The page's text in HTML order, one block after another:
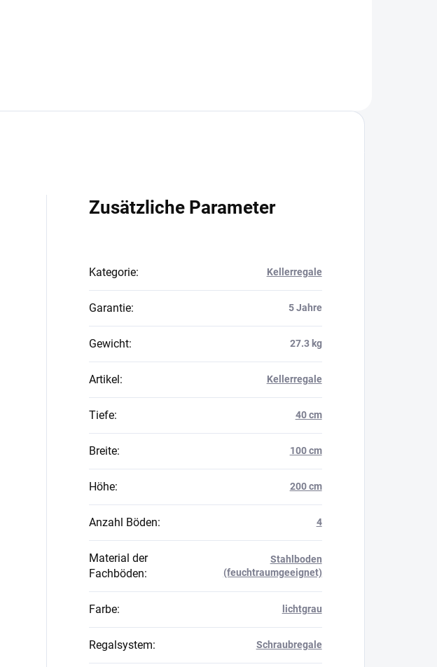
Zusätzliche Parameter
Kategorie: Kellerregale
Garantie: 5 Jahre
Gewicht: 27.3 kg
Artikel: Kellerregale
Tiefe: 40 cm
Breite: 100 cm
Höhe: 200 cm
Anzahl Böden: 4
Material der
Fachböden:
Stahlboden
(feuchtraumgeeignet)
Farbe: lichtgrau
Regalsystem: Schraubregale